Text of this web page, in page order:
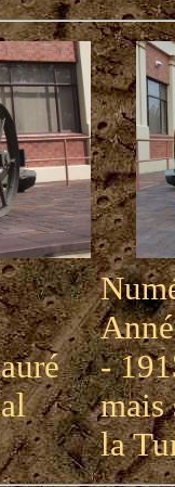
-
mais
la